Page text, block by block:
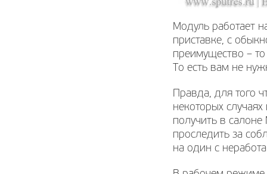
Модуль работает
приставке, с
преимущество – то
То есть вам не
Правда, для того
некоторых
получить в
проследить за
на один с